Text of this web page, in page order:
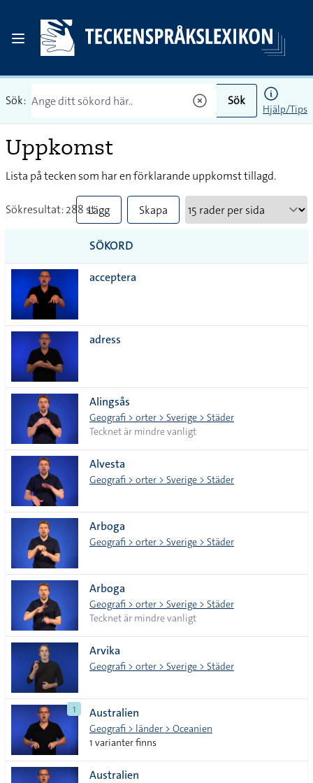
Sök: Sök
Hjälp/Tips
Uppkomst
Lista på tecken som har en förklarande uppkomst tillagd.
Sökresultat: 288 stLägg
till
alla i
Skapa
SÖKORD
acceptera
adress
Alingsås
Geografi > orter > Sverige > Städer
Tecknet är mindre vanligt
Alvesta
Geografi > orter > Sverige > Städer
Arboga
Geografi > orter > Sverige > Städer
Arboga
Geografi > orter > Sverige > Städer
Tecknet är mindre vanligt
Arvika
Geografi > orter > Sverige > Städer
1 Australien
Geografi > länder > Oceanien
1 varianter finns
Australien